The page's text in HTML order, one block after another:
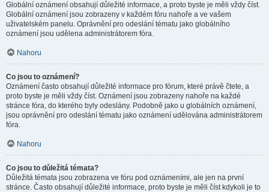
Globální oznámení obsahují důležité informace, a proto byste je měli vždy číst.
Globální oznámení jsou zobrazeny v každém fóru nahoře a ve vašem
uživatelském panelu. Oprávnění pro odeslání tématu jako globálního
oznámení jsou udělena administrátorem fóra.
Nahoru
Co jsou to oznámení?
Oznámení často obsahují důležité informace pro fórum, které právě čtete, a
proto byste je měli vždy číst. Oznámení jsou zobrazeny nahoře na každé
stránce fóra, do kterého byly odeslány. Podobně jako u globálních oznámení,
jsou oprávnění pro odeslání tématu jako oznámení udělována administrátorem
fóra.
Nahoru
Co jsou to důležitá témata?
Důležitá témata jsou zobrazena ve fóru pod oznámeními, ale jen na první
stránce. Často obsahují důležité informace, proto byste je měli číst kdykoli je to